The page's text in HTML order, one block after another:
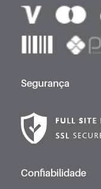
Segurança
Confiabilidade